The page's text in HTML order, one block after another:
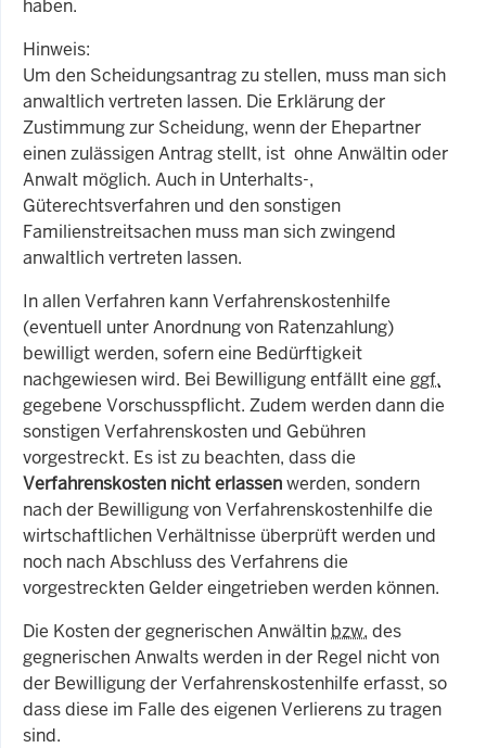
haben.
Hinweis:
Um den Scheidungsantrag zu stellen, muss man sich
anwaltlich vertreten lassen. Die Erklärung der
Zustimmung zur Scheidung, wenn der Ehepartner
einen zulässigen Antrag stellt, ist ohne Anwältin oder
Anwalt möglich. Auch in Unterhalts-,
Güterechtsverfahren und den sonstigen
Familienstreitsachen muss man sich zwingend
anwaltlich vertreten lassen.
In allen Verfahren kann Verfahrenskostenhilfe
(eventuell unter Anordnung von Ratenzahlung)
bewilligt werden, sofern eine Bedürftigkeit
nachgewiesen wird. Bei Bewilligung entfällt eine ggf.
gegebene Vorschusspflicht. Zudem werden dann die
sonstigen Verfahrenskosten und Gebühren
vorgestreckt. Es ist zu beachten, dass die
Verfahrenskosten nicht erlassenwerden, sondern
nach der Bewilligung von Verfahrenskostenhilfe die
wirtschaftlichen Verhältnisse überprüft werden und
noch nach Abschluss des Verfahrens die
vorgestreckten Gelder eingetrieben werden können.
Die Kosten der gegnerischen Anwältin bzw. des
gegnerischen Anwalts werden in der Regel nicht von
der Bewilligung der Verfahrenskostenhilfe erfasst, so
dass diese im Falle des eigenen Verlierens zu tragen
sind.